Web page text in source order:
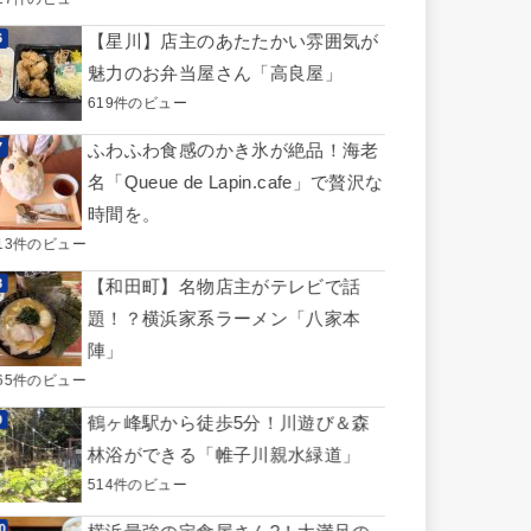
【星川】店主のあたたかい雰囲気が
魅力のお弁当屋さん「高良屋」
619件のビュー
ふわふわ食感のかき氷が絶品！海老
名「Queue de Lapin.cafe」で贅沢な
時間を。
件のビュー
【和田町】名物店主がテレビで話
題！？横浜家系ラーメン「八家本
陣」
件のビュー
鶴ヶ峰駅から徒歩5分！川遊び＆森
林浴ができる「帷子川親水緑道」
514件のビュー